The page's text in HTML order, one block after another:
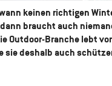
keinen richtigen
braucht auch
Outdoor-Branche lebt
sie deshalb auch